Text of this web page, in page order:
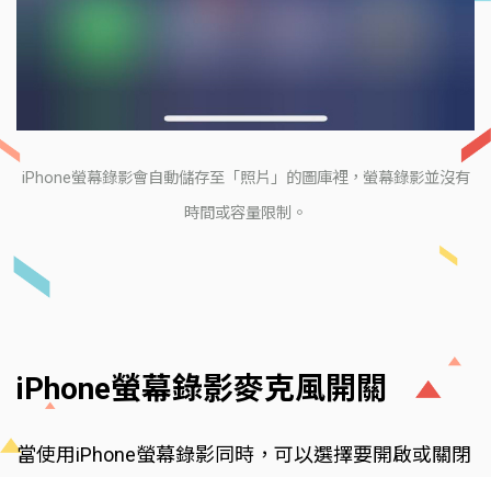
iPhone螢幕錄影會自動儲存至「照片」的圖庫裡，螢幕錄影並沒有
時間或容量限制。
iPhone螢幕錄影麥克風開關
當使用iPhone螢幕錄影同時，可以選擇要開啟或關閉